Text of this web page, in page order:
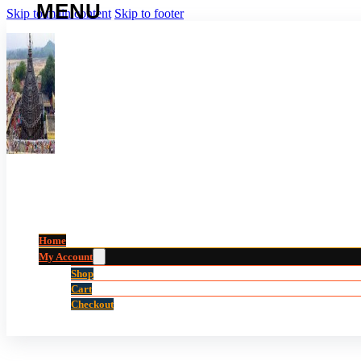
Skip to main content Skip to footer
Home
My Account
Shop
Cart
Checkout